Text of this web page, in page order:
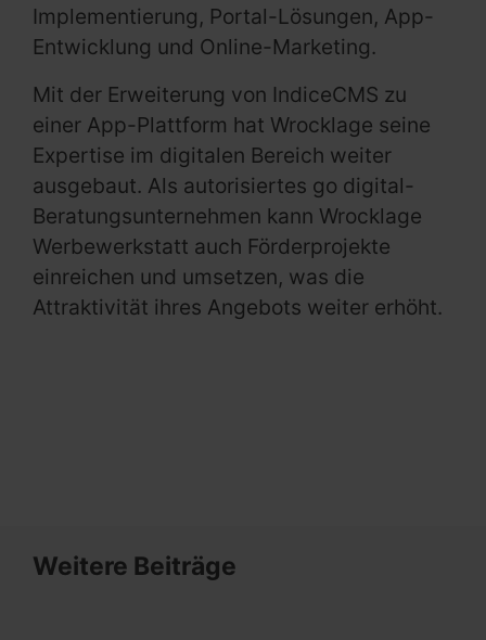
Implementierung, Portal-Lösungen, App-
Entwicklung und Online-Marketing.
Mit der Erweiterung von IndiceCMS zu
einer App-Plattform hat Wrocklage seine
Expertise im digitalen Bereich weiter
ausgebaut. Als autorisiertes go digital-
Beratungsunternehmen kann Wrocklage
Werbewerkstatt auch Förderprojekte
einreichen und umsetzen, was die
Attraktivität ihres Angebots weiter erhöht.
Weitere Beiträge